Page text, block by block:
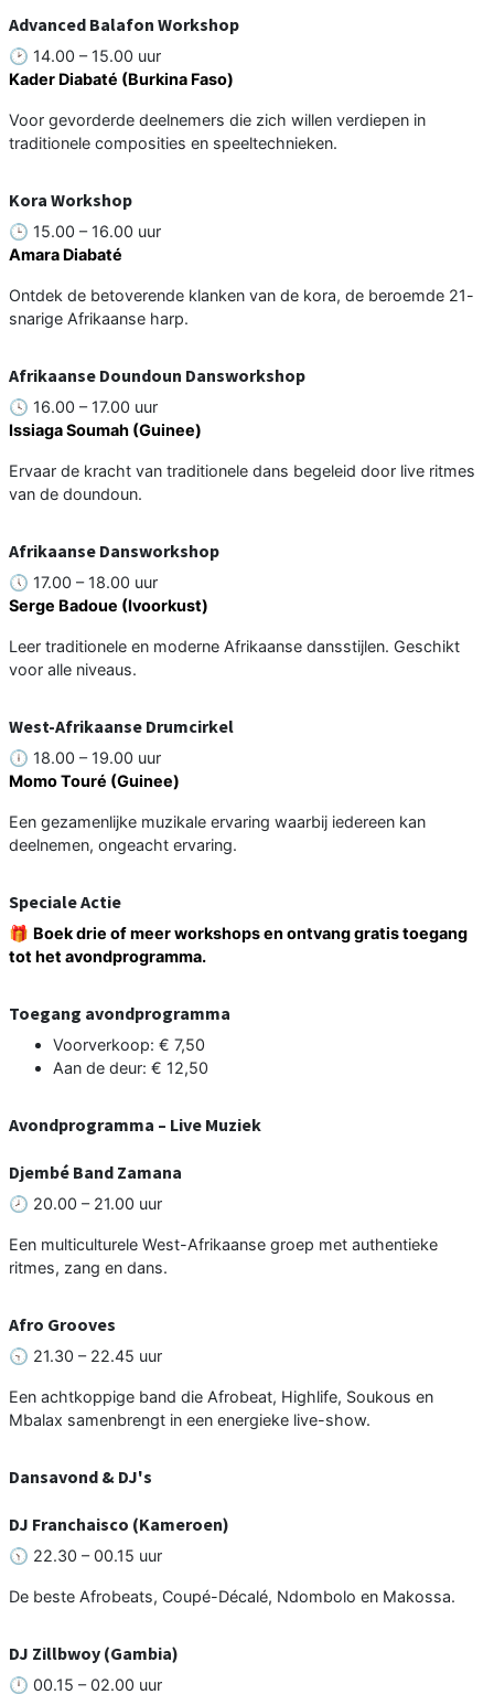
Advanced Balafon Workshop
🕑 14.00 – 15.00 uur
Kader Diabaté (Burkina Faso)
Voor gevorderde deelnemers die zich willen verdiepen in
traditionele composities en speeltechnieken.
Kora Workshop
🕒 15.00 – 16.00 uur
Amara Diabaté
Ontdek de betoverende klanken van de kora, de beroemde 21-
snarige Afrikaanse harp.
Afrikaanse Doundoun Dansworkshop
🕓 16.00 – 17.00 uur
Issiaga Soumah (Guinee)
Ervaar de kracht van traditionele dans begeleid door live ritmes
van de doundoun.
Afrikaanse Dansworkshop
🕔 17.00 – 18.00 uur
Serge Badoue (Ivoorkust)
Leer traditionele en moderne Afrikaanse dansstijlen. Geschikt
voor alle niveaus.
West-Afrikaanse Drumcirkel
🕕 18.00 – 19.00 uur
Momo Touré (Guinee)
Een gezamenlijke muzikale ervaring waarbij iedereen kan
deelnemen, ongeacht ervaring.
Speciale Actie
🎁 Boek drie of meer workshops en ontvang gratis toegang
tot het avondprogramma.
Toegang avondprogramma
Voorverkoop: € 7,50
Aan de deur: € 12,50
Avondprogramma – Live Muziek
Djembé Band Zamana
🕗 20.00 – 21.00 uur
Een multiculturele West-Afrikaanse groep met authentieke
ritmes, zang en dans.
Afro Grooves
🕤 21.30 – 22.45 uur
Een achtkoppige band die Afrobeat, Highlife, Soukous en
Mbalax samenbrengt in een energieke live-show.
Dansavond & DJ's
DJ Franchaisco (Kameroen)
🕥 22.30 – 00.15 uur
De beste Afrobeats, Coupé-Décalé, Ndombolo en Makossa.
DJ Zillbwoy (Gambia)
🕛 00.15 – 02.00 uur